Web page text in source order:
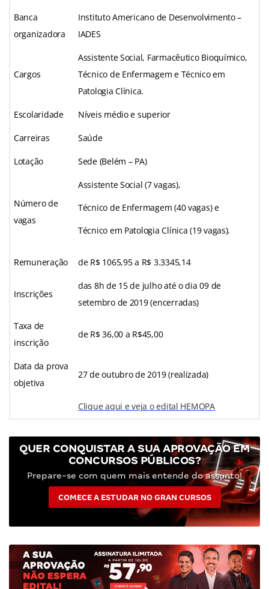
Banca
organizadora
Instituto Americano de Desenvolvimento –
IADES
Cargos
Assistente Social, Farmacêutico Bioquímico,
Técnico de Enfermagem e Técnico em
Patologia Clínica.
Escolaridade Níveis médio e superior
Carreiras Saúde
Lotação Sede (Belém – PA)
Número de
vagas
Assistente Social (7 vagas),
Técnico de Enfermagem (40 vagas) e
Técnico em Patologia Clínica (19 vagas).
Remuneração de R$ 1065,95 a R$ 3.3345,14
Inscrições
das 8h de 15 de julho até o dia 09 de
setembro de 2019 (encerradas)
Taxa de
inscrição
de R$ 36,00 a R$45,00
Data da prova
objetiva
27 de outubro de 2019 (realizada)
Clique aqui e veja o edital HEMOPA
QUER CONQUISTAR A SUA APROVAÇÃO EM
CONCURSOS PÚBLICOS?
Prepare-se com quem mais entende do assunto!
COMECE A ESTUDAR NO GRAN CURSOS